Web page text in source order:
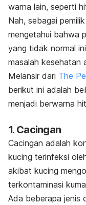
warna lain, seperti
Nah, sebagai
mengetahui bahwa
yang tidak normal
masalah kesehatan
Melansir dari The
berikut ini adalah
menjadi berwarna
1. Cacingan
Cacingan adalah
kucing terinfeksi
akibat kucing
terkontaminasi
Ada beberapa jenis